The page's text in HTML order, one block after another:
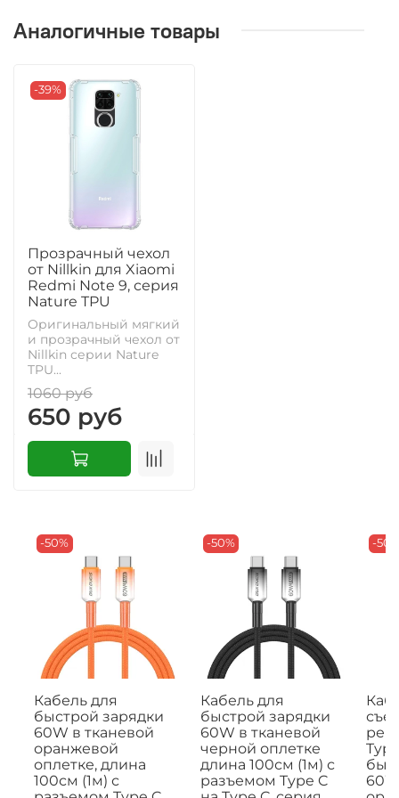
Аналогичные товары
-39%
Прозрачный чехол
от Nillkin для Xiaomi
Redmi Note 9, серия
Nature TPU
Оригинальный мягкий
и прозрачный чехол от
Nillkin серии Nature
TPU...
1060 руб
650 руб
-50%
Кабель для
быстрой зарядки
60W в тканевой
оранжевой
оплетке, длина
100см (1м) с
-50%
Кабель для
быстрой зарядки
60W в тканевой
черной оплетке
длина 100см (1м) с
разъемом Type C
-